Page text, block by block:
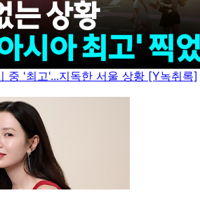
중 '최고'...지독한 서울 상황 [Y녹취록]